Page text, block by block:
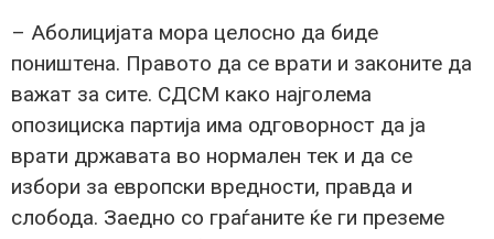
– Аболицијата мора целосно да биде
поништена. Правото да се врати и законите да
важат за сите. СДСМ како најголема
опозициска партија има одговорност да ја
врати државата во нормален тек и да се
избори за европски вредности, правда и
слобода. Заедно со граѓаните ќе ги преземе